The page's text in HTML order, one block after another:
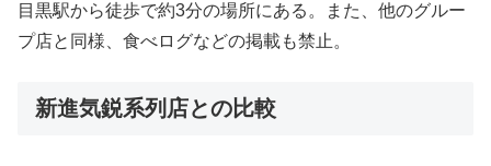
目黒駅から徒歩で約3分の場所にある。また、他のグルー
プ店と同様、食べログなどの掲載も禁止。
新進気鋭系列店との比較